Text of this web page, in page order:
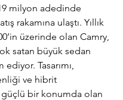
milyon adedinde
rakamına ulaştı. Yıllık
üzerinde olan Camry,
satan büyük sedan
Tasarımı,
ve hibrit
bir konumda olan